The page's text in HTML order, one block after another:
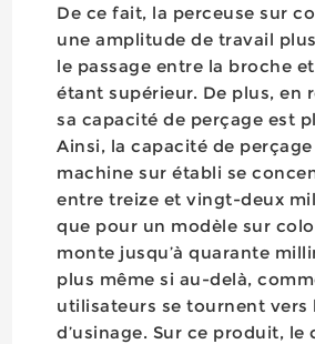
De ce fait, la perceuse sur
une amplitude de travail
le passage entre la broche
étant supérieur. De plus, en
sa capacité de perçage est
Ainsi, la capacité de perçage
machine sur établi se
entre treize et vingt-deux
que pour un modèle sur
monte jusqu’à quarante
plus même si au-delà,
utilisateurs se tournent vers
d’usinage. Sur ce produit,